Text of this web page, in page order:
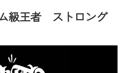
級王者 ストロング